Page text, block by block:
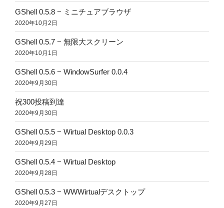
GShell 0.5.8 − ミニチュアブラウザ
2020年10月2日
GShell 0.5.7 − 無限大スクリーン
2020年10月1日
GShell 0.5.6 − WindowSurfer 0.0.4
2020年9月30日
祝300投稿到達
2020年9月30日
GShell 0.5.5 − Wirtual Desktop 0.0.3
2020年9月29日
GShell 0.5.4 − Wirtual Desktop
2020年9月28日
GShell 0.5.3 − WWWirtualデスクトップ
2020年9月27日